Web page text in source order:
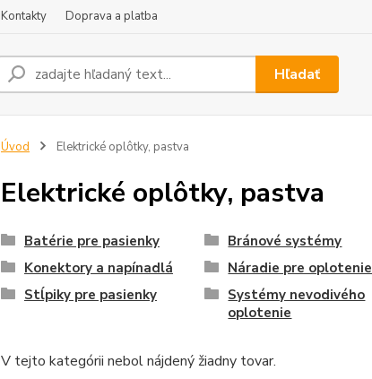
Kontakty Doprava a platba
Hľadať
Úvod Elektrické oplôtky, pastva
Elektrické oplôtky, pastva
Batérie pre pasienky Bránové systémy
Konektory a napínadlá
Náradie pre oplotenie
Stĺpiky pre pasienky
Systémy nevodivého
oplotenie
V tejto kategórii nebol nájdený žiadny tovar.